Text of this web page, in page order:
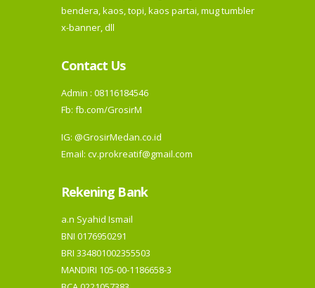
bendera, kaos, topi, kaos partai, mug tumbler
x-banner, dll
Contact Us
Admin : 08116184546
Fb: fb.com/GrosirM
IG: @GrosirMedan.co.id
Email: cv.prokreatif@gmail.com
Rekening Bank
a.n Syahid Ismail
BNI 0176950291
BRI 334801002355503
MANDIRI 105-00-1186658-3